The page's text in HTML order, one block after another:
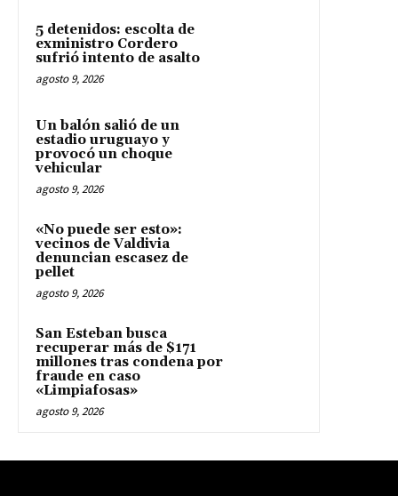
5 detenidos: escolta de
exministro Cordero
sufrió intento de asalto
agosto 9, 2026
Un balón salió de un
estadio uruguayo y
provocó un choque
vehicular
agosto 9, 2026
«No puede ser esto»:
vecinos de Valdivia
denuncian escasez de
pellet
agosto 9, 2026
San Esteban busca
recuperar más de $171
millones tras condena por
fraude en caso
«Limpiafosas»
agosto 9, 2026